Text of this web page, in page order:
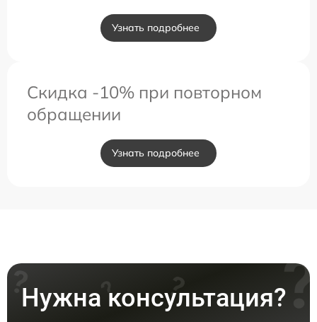
Узнать подробнее
Скидка -10% при повторном
обращении
Узнать подробнее
Нужна консультация?